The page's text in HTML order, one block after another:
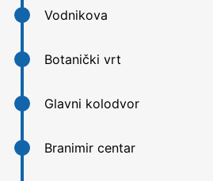
Vodnikova
Botanički vrt
Glavni kolodvor
Branimir centar